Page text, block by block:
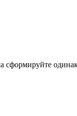
сформируйте